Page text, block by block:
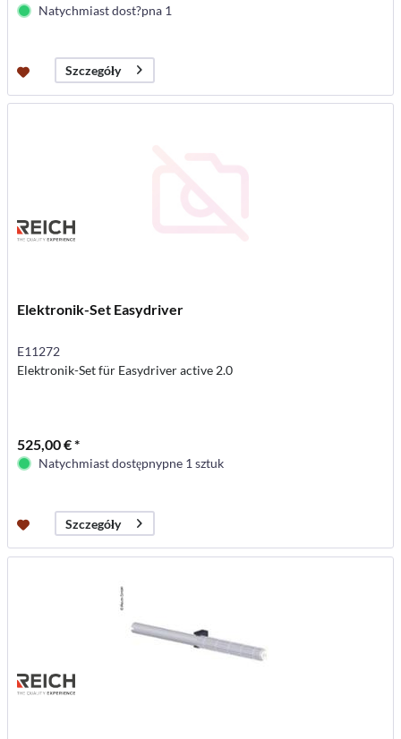
Natychmiast dost?pna 1
Szczegóły
Elektronik-Set Easydriver
E11272
Elektronik-Set für Easydriver active 2.0
525,00 € *
Natychmiast dostępnypne 1 sztuk
Szczegóły